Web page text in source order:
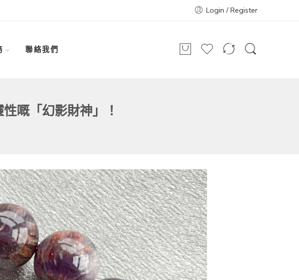
Login / Register
聯絡我們
嘅「幻影財神」！